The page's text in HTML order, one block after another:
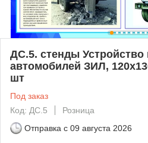
ДС.5. стенды Устройство
автомобилей ЗИЛ,
шт
Под заказ
Код: ДС.5
Розница
Отправка с 09 августа 2026